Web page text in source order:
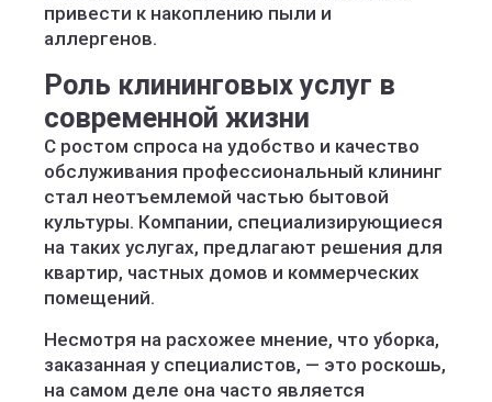
привести к накоплению пыли и
аллергенов.
Роль клининговых услуг в
современной жизни
С ростом спроса на удобство и качество
обслуживания профессиональный клининг
стал неотъемлемой частью бытовой
культуры. Компании, специализирующиеся
на таких услугах, предлагают решения для
квартир, частных домов и коммерческих
помещений.
Несмотря на расхожее мнение, что уборка,
заказанная у специалистов, — это роскошь,
на самом деле она часто является